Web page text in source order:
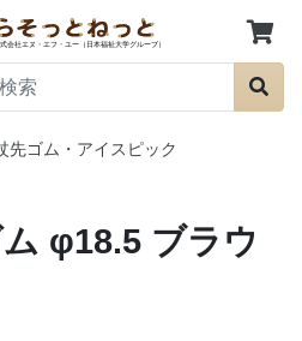
先ゴム・アイスピック
φ18.5 ブラウ